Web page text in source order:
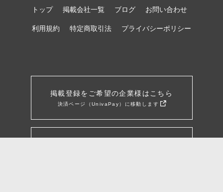
トップ 掲載会社一覧 ブログ お問い合わせ
利用規約 特定商取引法 プライバシーポリシー
掲載登録をご希望の企業様はこちら
決済ページ（UnivaPay）に移動します